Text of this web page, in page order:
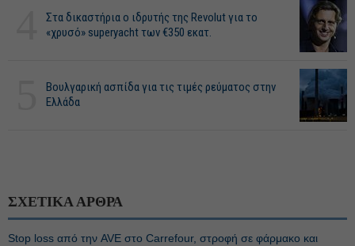
Στα δικαστήρια ο ιδρυτής της Revolut για το
«χρυσό» superyacht των €350 εκατ.
Βουλγαρική ασπίδα για τις τιμές ρεύματος στην
Ελλάδα
ΣΧΕΤΙΚΑ ΑΡΘΡΑ
Stop loss από την AVE στο Carrefour, στροφή σε φάρμακο και